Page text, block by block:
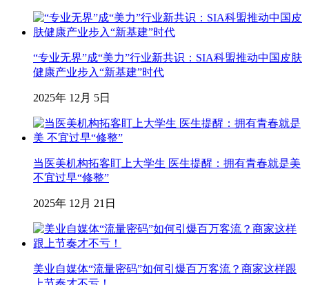
“专业无界”成“美力”行业新共识：SIA科盟推动中国皮肤
健康产业步入“新基建”时代
2025年 12月 5日
当医美机构拓客盯上大学生 医生提醒：拥有青春就是美
不宜过早“修整”
2025年 12月 21日
美业自媒体“流量密码”如何引爆百万客流？商家这样跟